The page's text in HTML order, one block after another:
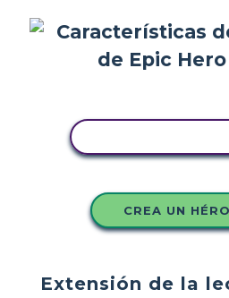
CREA UN
Extensión de la